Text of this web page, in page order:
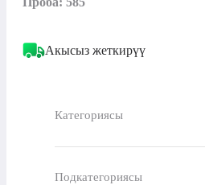
Акысыз жеткирүү
Категориясы
Подкатегориясы